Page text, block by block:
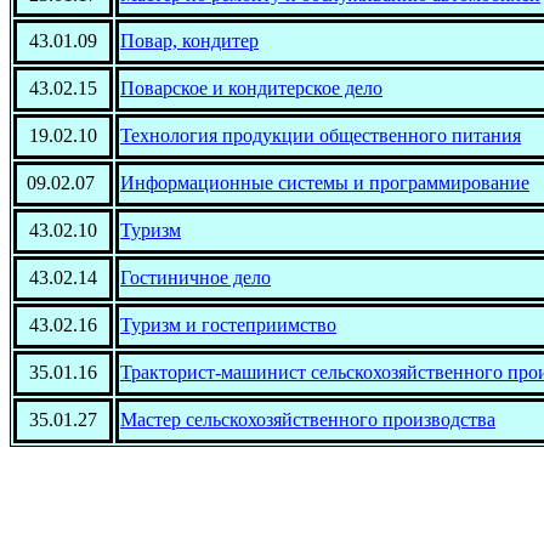
43.01.09 Повар, кондитер
43.02.15 Поварское и кондитерское дело
19.02.10 Технология продукции общественного питания
09.02.07 Информационные системы и программирование
43.02.10 Туризм
43.02.14 Гостиничное дело
43.02.16 Туризм и гостеприимство
35.01.16 Тракторист-машинист сельскохозяйственного
35.01.27 Мастер сельскохозяйственного производства